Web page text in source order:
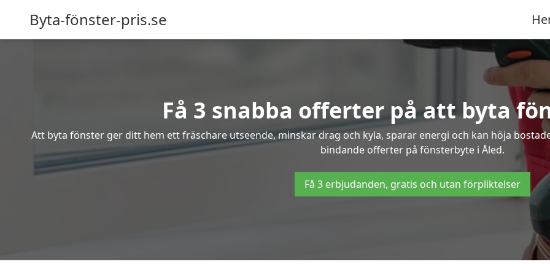
Byta-fönster-pris.se
Få 3 snabba offerter på att byta
Att byta fönster ger ditt hem ett fräschare utseende, minskar drag och kyla, sparar energi och kan höja
bindande offerter på fönsterbyte i Åled.
Få 3 erbjudanden, gratis och utan förpliktelser